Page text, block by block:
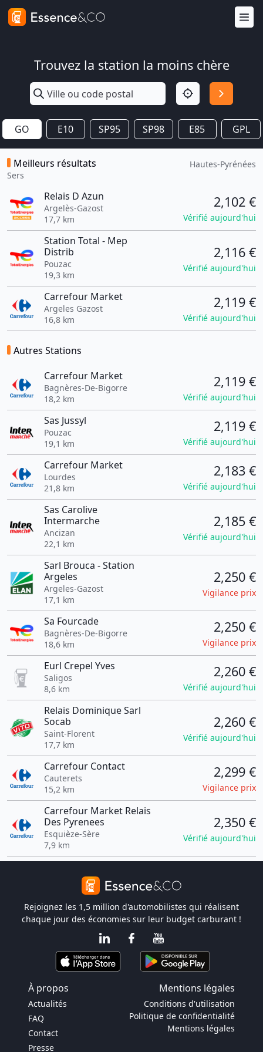
Trouvez la station la moins chère
GO E10 SP95 SP98 E85 GPL
Meilleurs résultats
Sers
Hautes-Pyrénées
Relais D Azun
Argelès-Gazost
17,7 km
2,102 €
Vérifié aujourd'hui
Station Total - Mep
Distrib
Pouzac
19,3 km
2,116 €
Vérifié aujourd'hui
Carrefour Market
Argeles Gazost
16,8 km
2,119 €
Vérifié aujourd'hui
Autres Stations
Carrefour Market
Bagnères-De-Bigorre
18,2 km
2,119 €
Vérifié aujourd'hui
Sas Jussyl
Pouzac
19,1 km
2,119 €
Vérifié aujourd'hui
Carrefour Market
Lourdes
21,8 km
2,183 €
Vérifié aujourd'hui
Sas Carolive
Intermarche
Ancizan
22,1 km
2,185 €
Vérifié aujourd'hui
Sarl Brouca - Station
Argeles
Argeles-Gazost
17,1 km
2,250 €
Vigilance prix
Sa Fourcade
Bagnères-De-Bigorre
18,6 km
2,250 €
Vigilance prix
Eurl Crepel Yves
Saligos
8,6 km
2,260 €
Vérifié aujourd'hui
Relais Dominique Sarl
Socab
Saint-Florent
17,7 km
2,260 €
Vérifié aujourd'hui
Carrefour Contact
Cauterets
15,2 km
2,299 €
Vigilance prix
Carrefour Market Relais
Des Pyrenees
Esquièze-Sère
7,9 km
2,350 €
Vérifié aujourd'hui
Rejoignez les 1,5 million d'automobilistes qui réalisent
chaque jour des économies sur leur budget carburant !
À propos Mentions légales
Actualités
FAQ
Contact
Presse
Conditions d'utilisation
Politique de confidentialité
Mentions légales